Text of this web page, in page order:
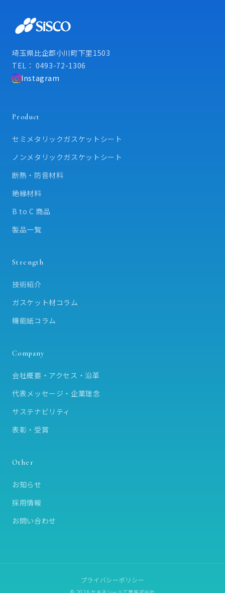
埼玉県比企郡小川町下里1503
TEL： 0493-72-1306
Instagram
Product
セミメタリックガスケットシート
ノンメタリックガスケットシート
断熱・防音材料
絶縁材料
B to C 商品
製品一覧
Strength
技術紹介
ガスケット材コラム
機能紙コラム
Company
会社概要・アクセス・沿革
代表メッセージ・企業理念
サステナビリティ
表彰・受賞
Other
お知らせ
採用情報
お問い合わせ
プライバシーポリシー